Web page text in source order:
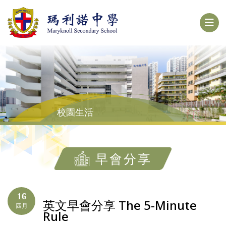
校園生活
早會分享
16
四月 英文早會分享 The 5-Minute
Rule